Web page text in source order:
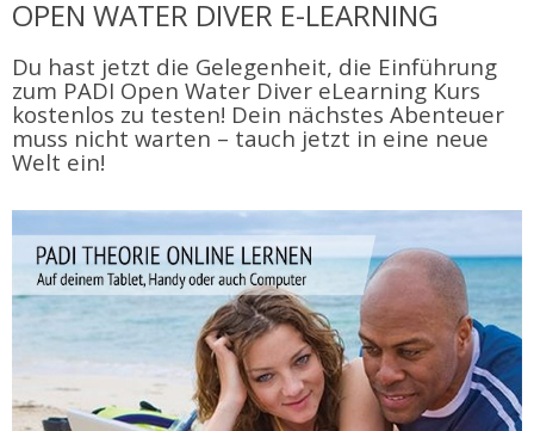
OPEN WATER DIVER E-LEARNING
Du hast jetzt die Gelegenheit, die Einführung
zum PADI Open Water Diver eLearning Kurs
kostenlos zu testen! Dein nächstes Abenteuer
muss nicht warten – tauch jetzt in eine neue
Welt ein!